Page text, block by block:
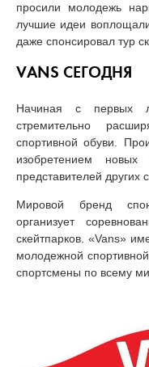
просили молодежь
лучшие идеи
даже спонсировал тур
VANS СЕГОДНЯ
Начиная с первых
стремительно
спортивной обуви.
изобретением
представителей других
Мировой бренд
организует
скейтпарков. «Vans»
молодежной
спортсмены по всему